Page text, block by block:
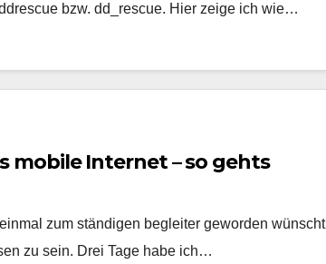
bzw. dd_rescue. Hier zeige ich wie…
mobile Internet – so gehts
zum ständigen begleiter geworden wünscht
zu sein. Drei Tage habe ich…